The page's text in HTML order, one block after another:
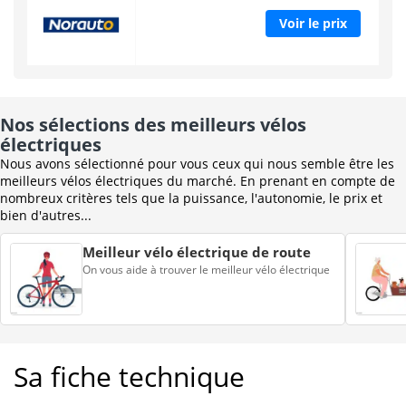
Voir le prix
Nos sélections des meilleurs vélos
électriques
Nous avons sélectionné pour vous ceux qui nous semble être les
meilleurs vélos électriques du marché. En prenant en compte de
nombreux critères tels que la puissance, l'autonomie, le prix et
bien d'autres...
Meilleur vélo électrique de route
On vous aide à trouver le meilleur vélo électrique
Sa fiche technique